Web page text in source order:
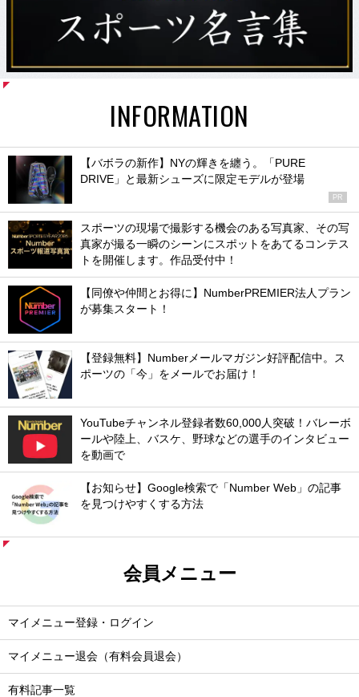
INFORMATION
【バボラの新作】NYの輝きを纏う。「PURE
DRIVE」と最新シューズに限定モデルが登場
PR
スポーツの現場で撮影する機会のある写真家、その写
真家が撮る一瞬のシーンにスポットをあてるコンテス
トを開催します。作品受付中！
【同僚や仲間とお得に】NumberPREMIER法人プラン
が募集スタート！
【登録無料】Numberメールマガジン好評配信中。ス
ポーツの「今」をメールでお届け！
YouTubeチャンネル登録者数60,000人突破！バレーボ
ールや陸上、バスケ、野球などの選手のインタビュー
を動画で
【お知らせ】Google検索で「Number Web」の記事
を見つけやすくする方法
会員メニュー
マイメニュー登録・ログイン
マイメニュー退会（有料会員退会）
有料記事一覧